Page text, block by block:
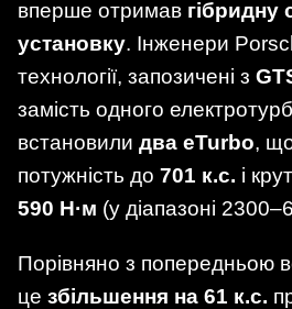
вперше отримав гібридну
установку. Інженери
технології, запозичені з
замість одного
встановили два eTurbo,
потужність до 701 к.с. і
590 Н·м (у діапазоні
Порівняно з попередньою
це збільшення на 61 к.с.